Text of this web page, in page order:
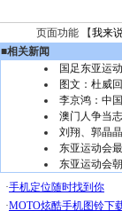
页面功能 【我来
■相关新闻
国足东亚运
图文：杜威
李京鸿：中
澳门人争当
刘翔、郭晶
东亚运动会
东亚运动会